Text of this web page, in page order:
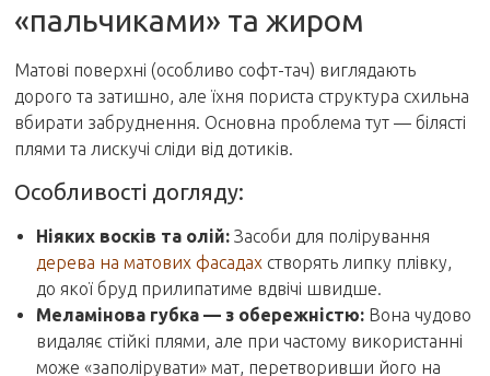
«пальчиками» та жиром
Матові поверхні (особливо софт-тач) виглядають
дорого та затишно, але їхня пориста структура схильна
вбирати забруднення. Основна проблема тут — білясті
плями та лискучі сліди від дотиків.
Особливості догляду:
Ніяких восків та олій: Засоби для полірування
дерева на матових фасадах створять липку плівку,
до якої бруд прилипатиме вдвічі швидше.
Меламінова губка — з обережністю: Вона чудово
видаляє стійкі плями, але при частому використанні
може «заполірувати» мат, перетворивши його на